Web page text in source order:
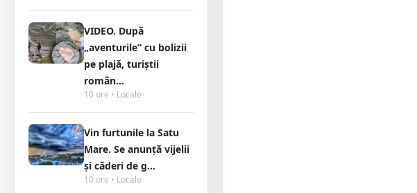
VIDEO. După
„aventurile” cu bolizii
pe plajă, turiștii
român...
10 ore • Locale
Vin furtunile la Satu
Mare. Se anunță vijelii
și căderi de g...
10 ore • Locale